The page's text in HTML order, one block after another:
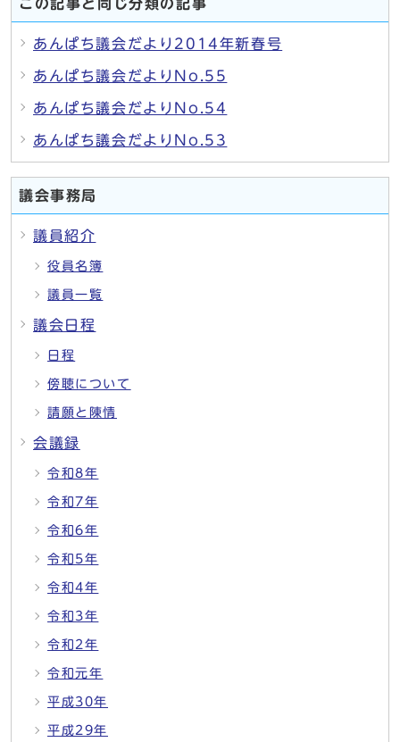
この記事と同じ分類の記事
あんぱち議会だより2014年新春号
あんぱち議会だよりNo.55
あんぱち議会だよりNo.54
あんぱち議会だよりNo.53
議会事務局
議員紹介
役員名簿
議員一覧
議会日程
日程
傍聴について
請願と陳情
会議録
令和8年
令和7年
令和6年
令和5年
令和4年
令和3年
令和2年
令和元年
平成30年
平成29年